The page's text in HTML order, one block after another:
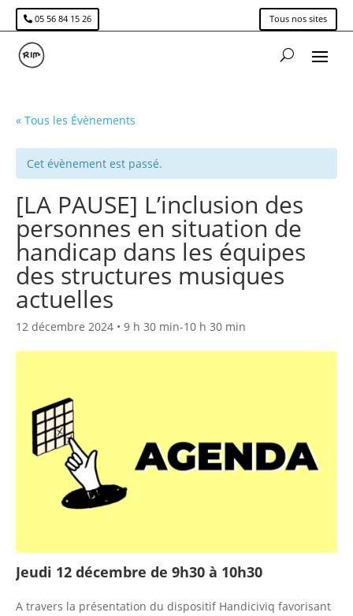
05 56 84 15 26 Tous nos sites
« Tous les Évènements
Cet évènement est passé.
[LA PAUSE] L’inclusion des
personnes en situation de
handicap dans les équipes
des structures musiques
actuelles
12 décembre 2024 • 9 h 30 min-10 h 30 min
Jeudi 12 décembre de 9h30 à 10h30
A travers la présentation du dispositif Handiciviq favorisant